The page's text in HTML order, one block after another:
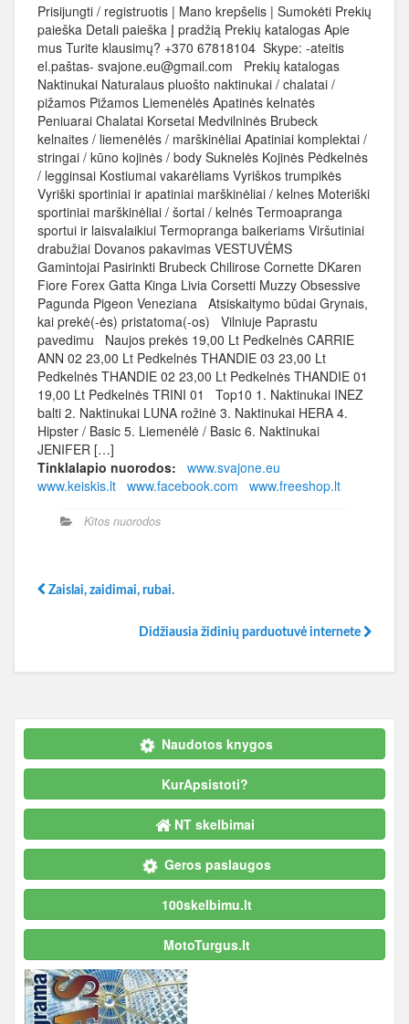
Prisijungti / registruotis | Mano krepšelis | Sumokėti Prekių
paieška Detali paieška Į pradžią Prekių katalogas Apie
mus Turite klausimų? +370 67818104 Skype: -ateitis
el.paštas- svajone.eu@gmail.com Prekių katalogas
Naktinukai Naturalaus pluošto naktinukai / chalatai /
pižamos Pižamos Liemenėlės Apatinės kelnatės
Peniuarai Chalatai Korsetai Medvilninės Brubeck
kelnaites / liemenėlės / marškinėliai Apatiniai komplektai /
stringai / kūno kojinės / body Suknelės Kojinės Pėdkelnės
/ legginsai Kostiumai vakarėliams Vyriškos trumpikės
Vyriški sportiniai ir apatiniai marškinėliai / kelnes Moteriški
sportiniai marškinėliai / šortai / kelnės Termoapranga
sportui ir laisvalaikiui Termopranga baikeriams Viršutiniai
drabužiai Dovanos pakavimas VESTUVĖMS
Gamintojai Pasirinkti Brubeck Chilirose Cornette DKaren
Fiore Forex Gatta Kinga Livia Corsetti Muzzy Obsessive
Pagunda Pigeon Veneziana Atsiskaitymo būdai Grynais,
kai prekė(-ės) pristatoma(-os) Vilniuje Paprastu
pavedimu Naujos prekės 19,00 Lt Pedkelnės CARRIE
ANN 02 23,00 Lt Pedkelnės THANDIE 03 23,00 Lt
Pedkelnės THANDIE 02 23,00 Lt Pedkelnės THANDIE 01
19,00 Lt Pedkelnės TRINI 01 Top10 1. Naktinukai INEZ
balti 2. Naktinukai LUNA rožinė 3. Naktinukai HERA 4.
Hipster / Basic 5. Liemenėlė / Basic 6. Naktinukai
JENIFER […]
Tinklalapio nuorodos:
www.svajone.eu
www.keiskis.lt www.facebook.com www.freeshop.lt
Kitos nuorodos
Zaislai, zaidimai, rubai.
Didžiausia židinių parduotuvė internete
Naudotos knygos
KurApsistoti?
NT skelbimai
Geros paslaugos
100skelbimu.lt
MotoTurgus.lt